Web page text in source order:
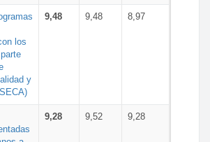
los
y
9,48 9,48 8,97
9,28 9,52 9,28